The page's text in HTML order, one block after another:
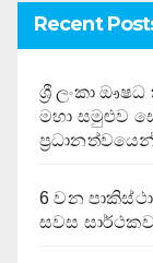
Recent
ශ්‍රී ලංකා
මහා සමුළුව
6 වන
සවස